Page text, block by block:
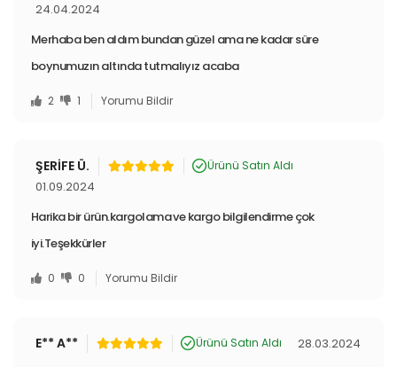
24.04.2024
Merhaba ben aldım bundan güzel ama ne kadar süre
boynumuzın altında tutmalıyız acaba
2 1 Yorumu Bildir
ŞERİFE Ü. Ürünü Satın Aldı
01.09.2024
Harika bir ürün.kargolama ve kargo bilgilendirme çok
iyi.Teşekkürler
0 0 Yorumu Bildir
E** A** Ürünü Satın Aldı 28.03.2024